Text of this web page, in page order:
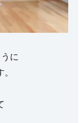
に